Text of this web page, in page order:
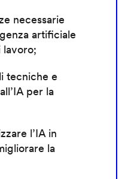
necessarie
artificiale
tecniche e
per la
l’IA in
la